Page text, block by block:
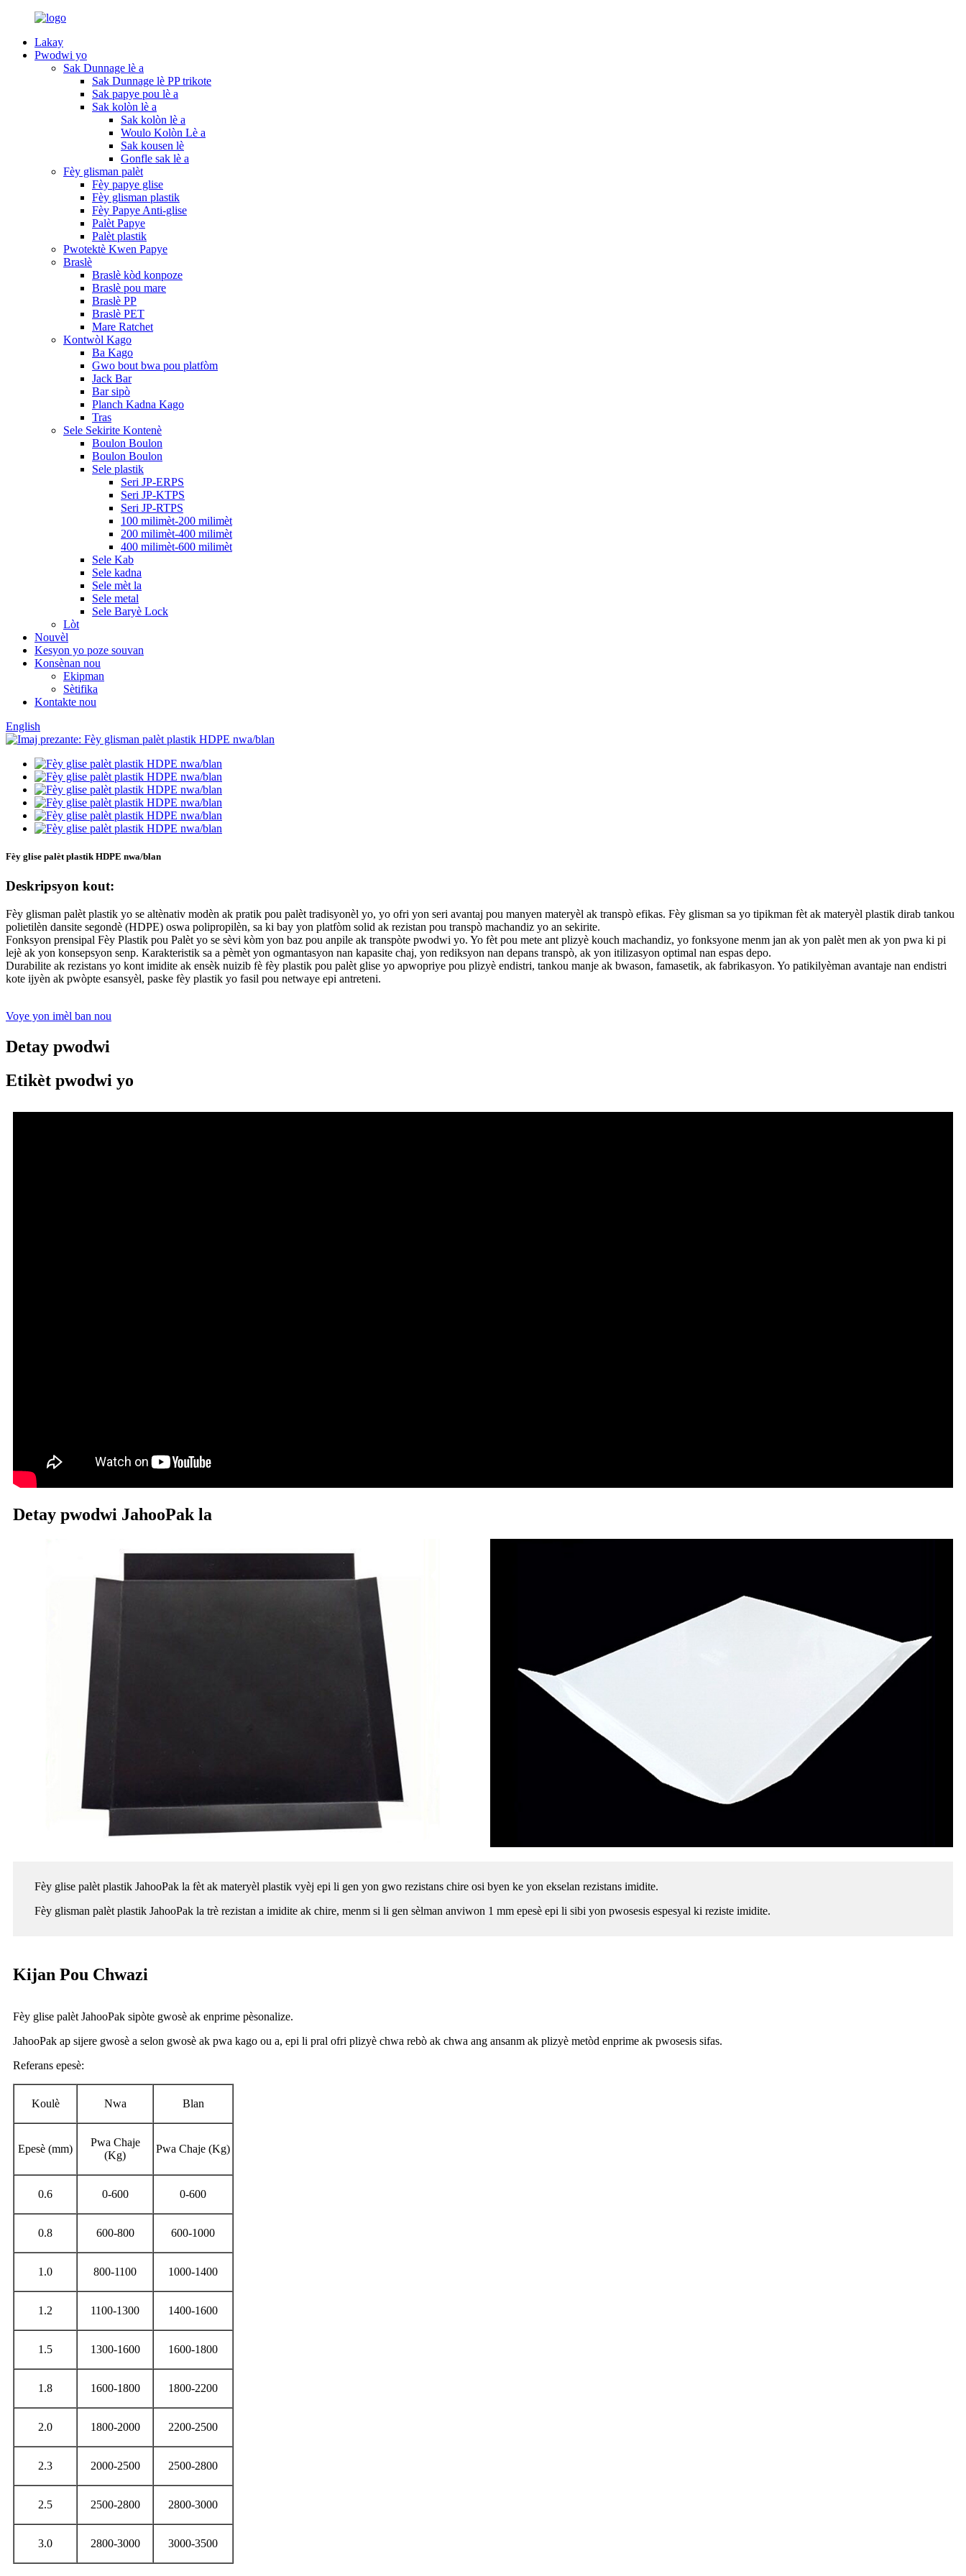
Lakay
Pwodwi yo
Sak Dunnage lè a
Sak Dunnage lè PP trikote
Sak papye pou lè a
Sak kolòn lè a
Sak kolòn lè a
Woulo Kolòn Lè a
Sak kousen lè
Gonfle sak lè a
Fèy glisman palèt
Fèy papye glise
Fèy glisman plastik
Fèy Papye Anti-glise
Palèt Papye
Palèt plastik
Pwotektè Kwen Papye
Braslè
Braslè kòd konpoze
Braslè pou mare
Braslè PP
Braslè PET
Mare Ratchet
Kontwòl Kago
Ba Kago
Gwo bout bwa pou platfòm
Jack Bar
Bar sipò
Planch Kadna Kago
Tras
Sele Sekirite Kontenè
Boulon Boulon
Boulon Boulon
Sele plastik
Seri JP-ERPS
Seri JP-KTPS
Seri JP-RTPS
100 milimèt-200 milimèt
200 milimèt-400 milimèt
400 milimèt-600 milimèt
Sele Kab
Sele kadna
Sele mèt la
Sele metal
Sele Baryè Lock
Lòt
Nouvèl
Kesyon yo poze souvan
Konsènan nou
Ekipman
Sètifika
Kontakte nou
English
Fèy glise palèt plastik HDPE nwa/blan
Deskripsyon kout:
Fèy glisman palèt plastik yo se altènativ modèn ak pratik pou palèt tradisyonèl yo, yo ofri yon seri avantaj pou manyen materyèl ak transpò efikas. Fèy glisman sa yo tipikman fèt ak materyèl plastik dirab tankou
polietilèn dansite segondè (HDPE) oswa polipropilèn, sa ki bay yon platfòm solid ak rezistan pou transpò machandiz yo an sekirite.
Fonksyon prensipal Fèy Plastik pou Palèt yo se sèvi kòm yon baz pou anpile ak transpòte pwodwi yo. Yo fèt pou mete ant plizyè kouch machandiz, yo fonksyone menm jan ak yon palèt men ak yon pwa ki pi
lejè ak yon konsepsyon senp. Karakteristik sa a pèmèt yon ogmantasyon nan kapasite chaj, yon rediksyon nan depans transpò, ak yon itilizasyon optimal nan espas depo.
Durabilite ak rezistans yo kont imidite ak ensèk nuizib fè fèy plastik pou palèt glise yo apwopriye pou plizyè endistri, tankou manje ak bwason, famasetik, ak fabrikasyon. Yo patikilyèman avantaje nan endistri
kote ijyèn ak pwòpte esansyèl, paske fèy plastik yo fasil pou netwaye epi antreteni.
Voye yon imèl ban nou
Detay pwodwi
Etikèt pwodwi yo
Detay pwodwi JahooPak la
Fèy glise palèt plastik JahooPak la fèt ak materyèl plastik vyèj epi li gen yon gwo rezistans chire osi byen ke yon ekselan rezistans imidite.
Fèy glisman palèt plastik JahooPak la trè rezistan a imidite ak chire, menm si li gen sèlman anviwon 1 mm epesè epi li sibi yon pwosesis espesyal ki reziste imidite.
Kijan Pou Chwazi
Fèy glise palèt JahooPak sipòte gwosè ak enprime pèsonalize.
JahooPak ap sijere gwosè a selon gwosè ak pwa kago ou a, epi li pral ofri plizyè chwa rebò ak chwa ang ansanm ak plizyè metòd enprime ak pwosesis sifas.
Referans epesè:
Koulè Nwa Blan
Epesè (mm)
Pwa Chaje
(Kg)
Pwa Chaje (Kg)
0.6 0-600 0-600
0.8 600-800 600-1000
1.0 800-1100 1000-1400
1.2 1100-1300 1400-1600
1.5 1300-1600 1600-1800
1.8 1600-1800 1800-2200
2.0 1800-2000 2200-2500
2.3 2000-2500 2500-2800
2.5 2500-2800 2800-3000
3.0 2800-3000 3000-3500